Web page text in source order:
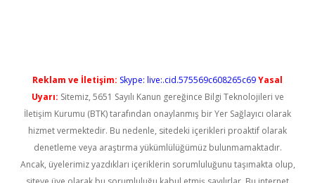
Reklam ve İletişim: Skype: live:.cid.575569c608265c69Yasal
Uyarı: Sitemiz, 5651 Sayılı Kanun gereğince Bilgi Teknolojileri ve
İletişim Kurumu (BTK) tarafından onaylanmış bir Yer Sağlayıcı olarak
hizmet vermektedir. Bu nedenle, sitedeki içerikleri proaktif olarak
denetleme veya araştırma yükümlülüğümüz bulunmamaktadır.
Ancak, üyelerimiz yazdıkları içeriklerin sorumluluğunu taşımakta olup,